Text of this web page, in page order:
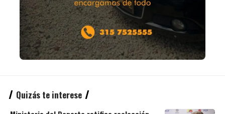
Quizás te interese